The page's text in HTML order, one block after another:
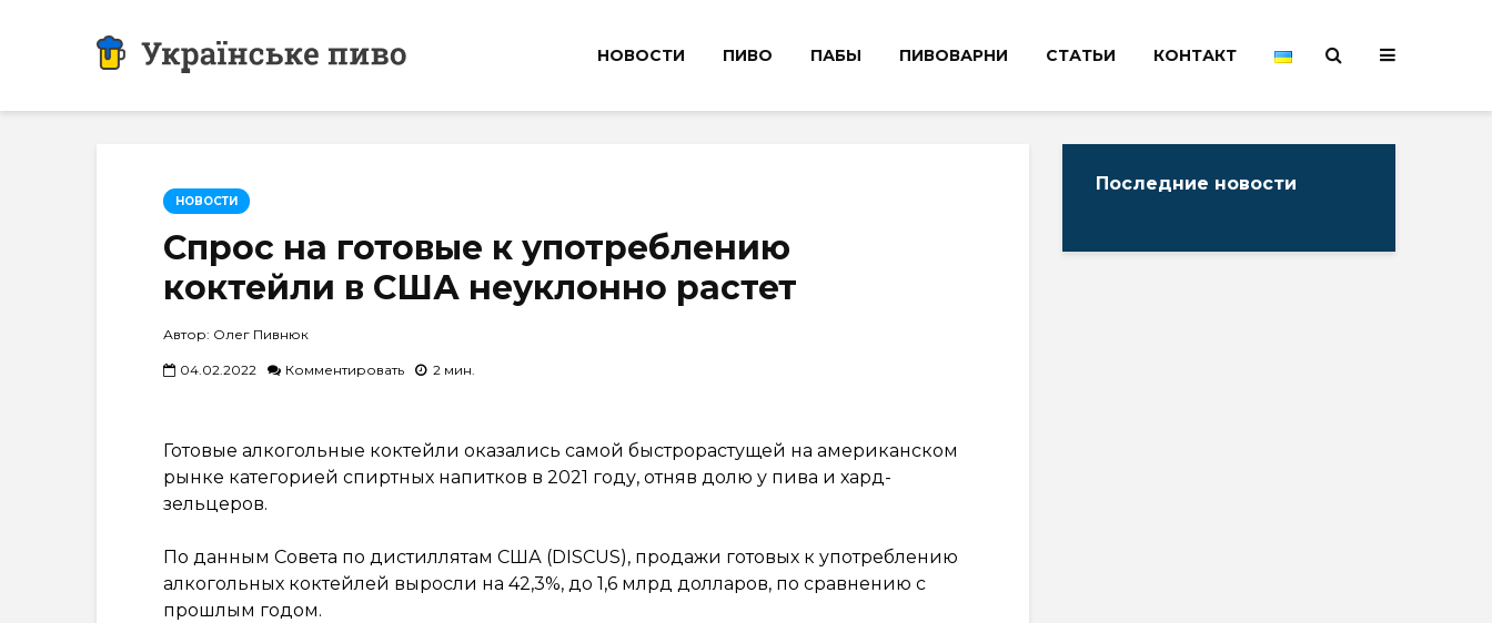
НОВОСТИ ПИВО ПАБЫ ПИВОВАРНИ СТАТЬИ КОНТАКТ
НОВОСТИ
Спрос на готовые к употреблению
коктейли в США неуклонно растет
Автор: Олег Пивнюк
04.02.2022 Комментировать 2 мин.
Готовые алкогольные коктейли оказались самой быстрорастущей на американском
рынке категорией спиртных напитков в 2021 году, отняв долю у пива и хард-
зельцеров.
По данным Совета по дистиллятам США (DISCUS), продажи готовых к употреблению
алкогольных коктейлей выросли на 42,3%, до 1,6 млрд долларов, по сравнению с
прошлым годом.
Последние новости